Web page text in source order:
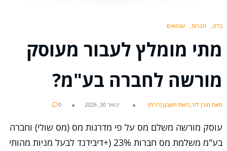
בלוג חברות עצמאים
מתי מומלץ לעבור מעוסק
מורשה לחברה בע"מ?
מאת מורן לזר,רואת חשבון (רו"ח) ינואר 30, 2026 0
עוסק מורשה משלם מס על פי מדרגות מס (מס שולי) וחברה
בע"מ משלמת מס חברות 23% (+דיבידנד לבעל מניות מהותי